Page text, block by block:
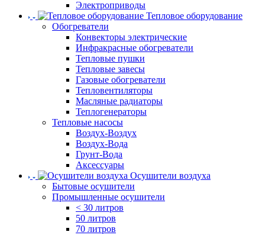
Электроприводы
Тепловое оборудование
Обогреватели
Конвекторы электрические
Инфракрасные обогреватели
Тепловые пушки
Тепловые завесы
Газовые обогреватели
Тепловентиляторы
Масляные радиаторы
Теплогенераторы
Тепловые насосы
Воздух-Воздух
Воздух-Вода
Грунт-Вода
Аксессуары
Осушители воздуха
Бытовые осушители
Промышленные осушители
< 30 литров
50 литров
70 литров